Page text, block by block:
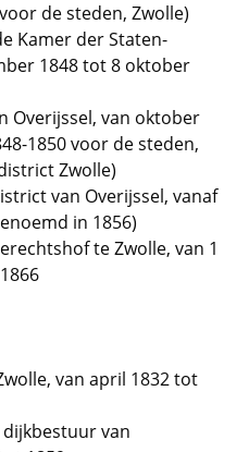
de steden, Zwolle)
Kamer der Staten-
1848 tot 8 oktober
Overijssel, van oktober
1850 voor de steden,
Zwolle)
van Overijssel, vanaf
in 1856)
te Zwolle, van 1
van april 1832 tot
van